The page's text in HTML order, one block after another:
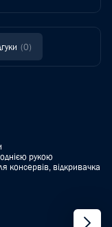
(0)
однією рукою
консервів, відкривачка